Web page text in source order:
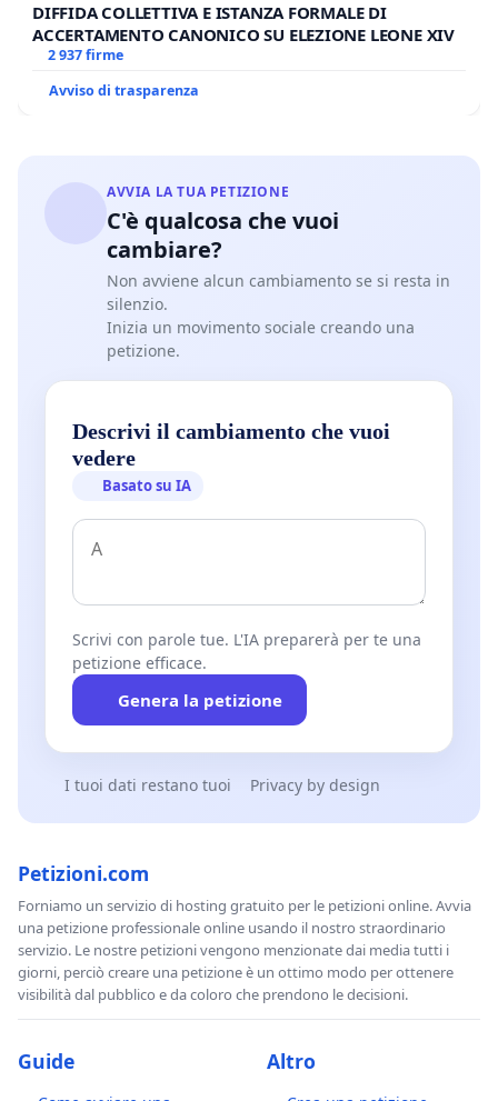
DIFFIDA COLLETTIVA E ISTANZA FORMALE DI
ACCERTAMENTO CANONICO SU ELEZIONE LEONE XIV
2 937 firme
Avviso di trasparenza
AVVIA LA TUA PETIZIONE
C'è qualcosa che vuoi
cambiare?
Non avviene alcun cambiamento se si resta in
silenzio.
Inizia un movimento sociale creando una
petizione.
Descrivi il cambiamento che vuoi
vedere
Basato su IA
Scrivi con parole tue. L'IA preparerà per te una
petizione efficace.
Genera la petizione
I tuoi dati restano tuoi Privacy by design
Petizioni.com
Forniamo un servizio di hosting gratuito per le petizioni online. Avvia
una petizione professionale online usando il nostro straordinario
servizio. Le nostre petizioni vengono menzionate dai media tutti i
giorni, perciò creare una petizione è un ottimo modo per ottenere
visibilità dal pubblico e da coloro che prendono le decisioni.
Guide Altro